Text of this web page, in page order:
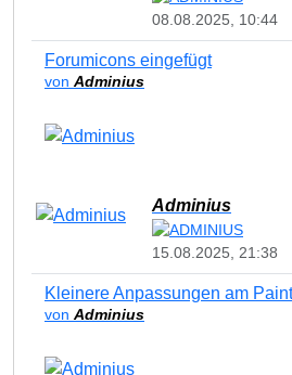
08.08.2025, 10:44
Forumicons eingefügt
von Adminius
Adminius
15.08.2025, 21:38
Kleinere Anpassungen am
von Adminius